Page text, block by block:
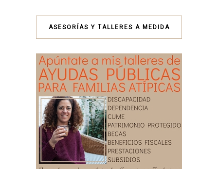
ASESORÍAS Y TALLERES A MEDIDA